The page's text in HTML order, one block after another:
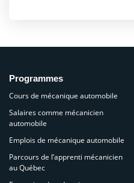
Programmes
Cours de mécanique automobile
Salaires comme mécanicien
automobile
Emplois de mécanique automobile
Parcours de l’apprenti mécanicien
au Québec